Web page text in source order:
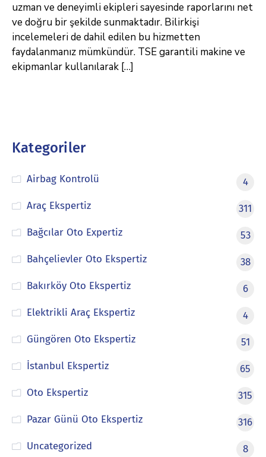
uzman ve deneyimli ekipleri sayesinde raporlarını net
ve doğru bir şekilde sunmaktadır. Bilirkişi
incelemeleri de dahil edilen bu hizmetten
faydalanmanız mümkündür. TSE garantili makine ve
ekipmanlar kullanılarak […]
Kategoriler
Airbag Kontrolü
4
Araç Ekspertiz
311
Bağcılar Oto Expertiz
53
Bahçelievler Oto Ekspertiz
38
Bakırköy Oto Ekspertiz
6
Elektrikli Araç Ekspertiz
4
Güngören Oto Ekspertiz
51
İstanbul Ekspertiz
65
Oto Ekspertiz
315
Pazar Günü Oto Ekspertiz
316
Uncategorized
8